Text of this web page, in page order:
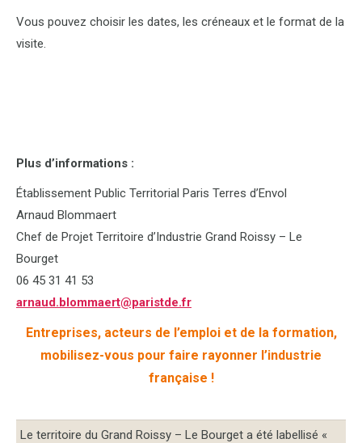
Vous pouvez choisir les dates, les créneaux et le format de la
visite.
Plus d’informations :
Établissement Public Territorial Paris Terres d’Envol
Arnaud Blommaert
Chef de Projet Territoire d’Industrie Grand Roissy – Le
Bourget
06 45 31 41 53
arnaud.blommaert@paristde.fr
Entreprises, acteurs de l’emploi et de la formation,
mobilisez-vous pour faire rayonner l’industrie
française !
Le territoire du Grand Roissy – Le Bourget a été labellisé «